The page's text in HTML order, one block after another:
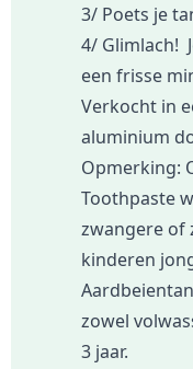
3/ Poets je
4/ Glimlach!
een frisse
Verkocht in
aluminium
Opmerking:
Toothpaste
zwangere of
kinderen
zowel
3 jaar.